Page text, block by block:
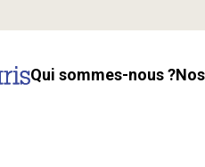
Qui sommes-nous ?